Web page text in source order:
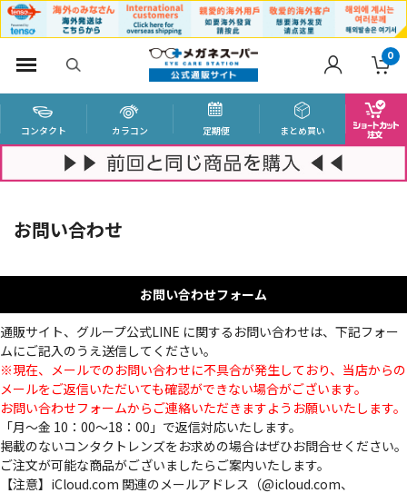
0
コンタクト カラコン 定期便 まとめ買い
お問い合わせ
お問い合わせフォーム
通販サイト、グループ公式LINE に関するお問い合わせは、下記フォー
ムにご記入のうえ送信してください。
※現在、メールでのお問い合わせに不具合が発生しており、当店からの
メールをご返信いただいても確認ができない場合がございます。
お問い合わせフォームからご連絡いただきますようお願いいたします。
「月～金 10：00～18：00」で返信対応いたします。
掲載のないコンタクトレンズをお求めの場合はぜひお問合せください。
ご注文が可能な商品がございましたらご案内いたします。
【注意】iCloud.com 関連のメールアドレス（@icloud.com、